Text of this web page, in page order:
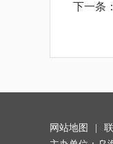
下一条：
网站地图